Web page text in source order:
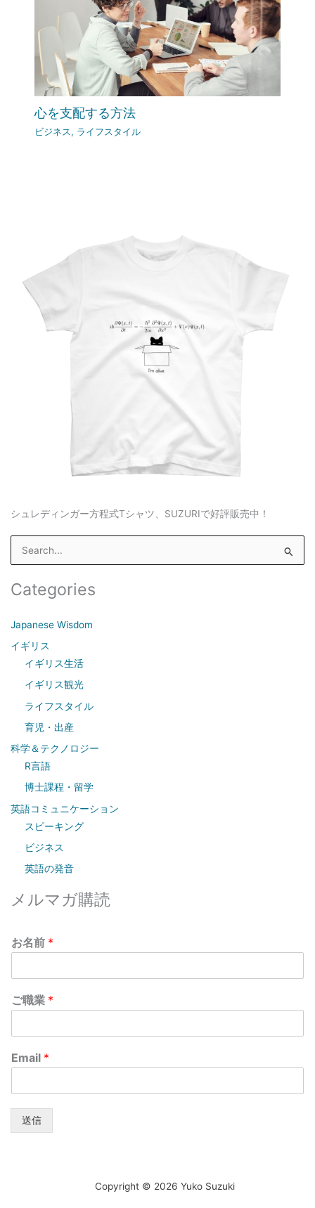
心を支配する方法
ビジネス , ライフスタイル
シュレディンガー方程式Tシャツ、SUZURIで好評販売中！
e
a
c
Categories
Japanese Wisdom
イギリス
イギリス生活
イギリス観光
ライフスタイル
育児・出産
科学＆テクノロジー
R言語
博士課程・留学
英語コミュニケーション
スピーキング
ビジネス
英語の発音
メルマガ購読
お名前 *
ご職業 *
Email *
送信
Copyright © 2026 Yuko Suzuki